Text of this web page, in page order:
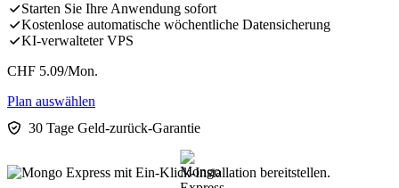
Starten Sie Ihre Anwendung sofort
Kostenlose automatische wöchentliche Datensicherung
KI-verwalteter VPS
CHF 5.09/Mon.
Plan auswählen
30 Tage Geld-zurück-Garantie